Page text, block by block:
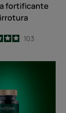
fortificante
4.9
/5
103
Cabello
Largos,